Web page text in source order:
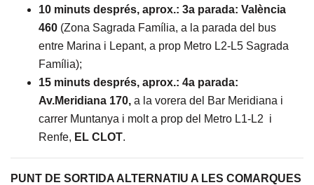
10 minuts després, aprox.: 3a parada: València
460 (Zona Sagrada Família, a la parada del bus
entre Marina i Lepant, a prop Metro L2-L5 Sagrada
Família);
15 minuts després, aprox.: 4a parada:
Av.Meridiana 170, a la vorera del Bar Meridiana i
carrer Muntanya i molt a prop del Metro L1-L2 i
Renfe, EL CLOT.
PUNT DE SORTIDA ALTERNATIU A LES COMARQUES